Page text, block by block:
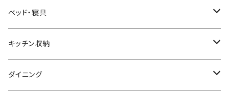
ミッドセンチュリー
西海岸風
カフェ風
折りたたみデスク
サイズ
幅100cm以下
デスクワゴン
幅101～120cm
サイドテーブル・ナイトテーブル
カウンターテーブル
こたつ・こたつテーブル
幅90cm以下
幅91～120cm
1人掛けソファ
2人掛けソファ
3人掛けソファ
サイズ
幅90cm以下
幅91～120cm
ロータイプテレビ台・ローボード
ミドルタイプテレビ台
ベッド・寝具
サイズ
セミシングルショート
ベッドフレーム
キッチン収納
食器棚
ダイニング